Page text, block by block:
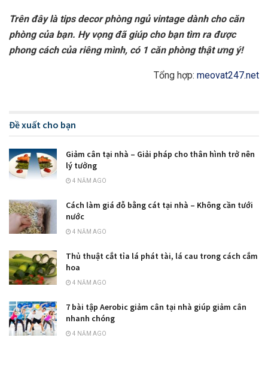
Trên đây là tips decor phòng ngủ vintage dành cho căn
phòng của bạn. Hy vọng đã giúp cho bạn tìm ra được
phong cách của riêng mình, có 1 căn phòng thật ưng ý!
Tổng hợp: meovat247.net
Đề xuất cho bạn
Giảm cân tại nhà – Giải pháp cho thân hình trở nên
lý tưởng
4 NĂM AGO
Cách làm giá đỗ bằng cát tại nhà – Không cần tưới
nước
4 NĂM AGO
Thủ thuật cắt tỉa lá phát tài, lá cau trong cách cắm
hoa
4 NĂM AGO
7 bài tập Aerobic giảm cân tại nhà giúp giảm cân
nhanh chóng
4 NĂM AGO